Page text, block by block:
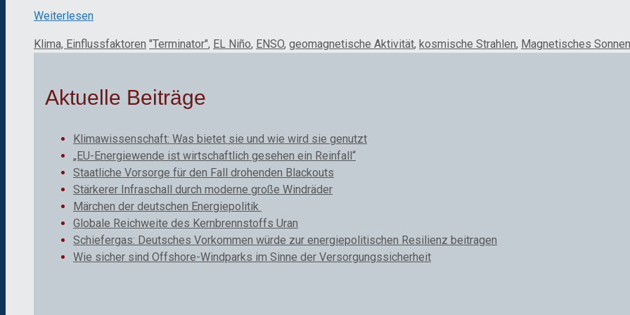
Weiterlesen
Kategorien
Klima, Einflussfaktoren Schlagwörter
"Terminator", EL Niño, ENSO, geomagnetische Aktivität, kosmische Strahlen, Magnetisches
Aktuelle Beiträge
Klimawissenschaft: Was bietet sie und wie wird sie genutzt
„EU-Energiewende ist wirtschaftlich gesehen ein Reinfall“
Staatliche Vorsorge für den Fall drohenden Blackouts
Stärkerer Infraschall durch moderne große Windräder
Märchen der deutschen Energiepolitik
Globale Reichweite des Kernbrennstoffs Uran
Schiefergas: Deutsches Vorkommen würde zur energiepolitischen Resilienz beitragen
Wie sicher sind Offshore-Windparks im Sinne der Versorgungssicherheit